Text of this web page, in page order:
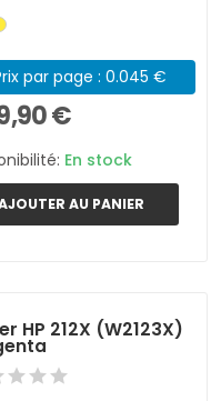
par page : 0.045 €
€
En stock
AU PANIER
HP 212X (W2123X)